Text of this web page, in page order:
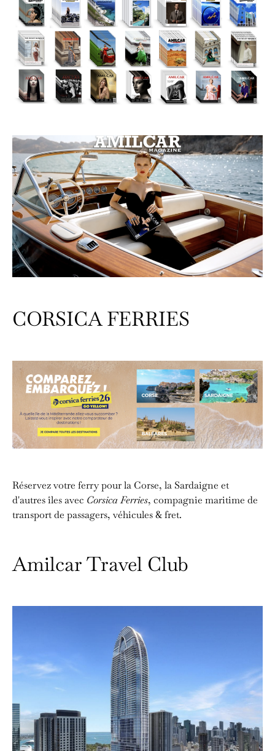
CORSICA FERRIES
Réservez votre ferry pour la Corse, la Sardaigne et
d'autres îles avec Corsica Ferries, compagnie maritime de
transport de passagers, véhicules & fret.
Amilcar Travel Club